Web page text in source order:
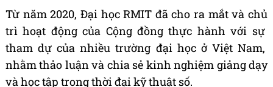
Từ năm 2020, Đại học RMIT đãcho ra mắt và chủ
trì hoạt động của Cộngđồng thực hành với sự
tham dự của nhiều trường đại học ởViệt Nam,
nhằm thảo luận và chia sẻ kinh nghiệm giảng dạy
vàhọc tập trong thờiđại kỹthuật số.